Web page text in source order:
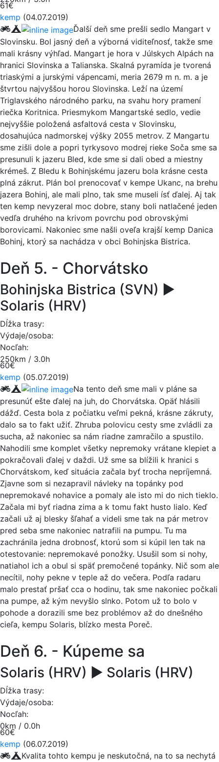
61€
kemp (04.07.2019)
Ďalší deň sme prešli sedlo Mangart v
Slovinsku. Bol jasný deň a výborná viditeľnosť, takže sme
mali krásny výhľad. Mangart je hora v Júlskych Alpách na
hranici Slovinska a Talianska. Skalná pyramída je tvorená
triaskými a jurskými vápencami, meria 2679 m n. m. a je
štvrtou najvyššou horou Slovinska. Leží na území
Triglavského národného parku, na svahu hory pramení
riečka Koritnica. Priesmykom Mangartské sedlo, vedie
nejvyššie položená asfaltová cesta v Slovinsku,
dosahujúca nadmorskej výšky 2055 metrov. Z Mangartu
sme zišli dole a popri tyrkysovo modrej rieke Soča sme sa
presunuli k jazeru Bled, kde sme si dali obed a miestny
krémeš. Z Bledu k Bohinjskému jazeru bola krásne cesta
plná zákrut. Plán bol prenocovať v kempe Ukanc, na brehu
jazera Bohinj, ale mali plno, tak sme museli ísť ďalej. Aj tak
ten kemp nevyzeral moc dobre, stany boli natlačené jeden
vedľa druhého na krivom povrchu pod obrovskými
borovicami. Nakoniec sme našli oveľa krajší kemp Danica
Bohinj, ktorý sa nachádza v obci Bohinjska Bistrica.
Deň 5. - Chorvátsko
Bohinjska Bistrica (SVN) ►
Solaris (HRV)
Dĺžka trasy:
Výdaje/osoba:
Nocľah:
250km / 3.0h
60€
kemp (05.07.2019)
Na tento deň sme mali v pláne sa
presunúť ešte ďalej na juh, do Chorvátska. Opäť hlásili
dážď. Cesta bola z počiatku veľmi pekná, krásne zákruty,
dalo sa to fakt užiť. Zhruba polovicu cesty sme zvládli za
sucha, až nakoniec sa nám riadne zamračilo a spustilo.
Nahodili sme komplet všetky nepremoky vrátane klepiet a
pokračovali ďalej v daždi. Už sme sa blížili k hranici s
Chorvátskom, keď situácia začala byť trocha nepríjemná.
Zjavne som si nezapravil návleky na topánky pod
nepremokavé nohavice a pomaly ale isto mi do nich tieklo.
Začala mi byť riadna zima a k tomu fakt husto lialo. Keď
začali už aj blesky šľahať a videli sme tak na pár metrov
pred seba sme nakoniec natrafili na pumpu. Tu ma
zachránila jedna drobnosť, ktorú som si kúpil len tak na
otestovanie: nepremokavé ponožky. Usušil som si nohy,
natiahol ich a obul si späť premočené topánky. Nič som ale
necítil, nohy pekne v teple až do večera. Podľa radaru
malo prestať pršať cca o hodinu, tak sme nakoniec počkali
na pumpe, až kým nevyšlo slnko. Potom už to bolo v
pohode a dorazili sme bez problémov až do dnešného
cieľa, kempu Solaris, blízko mesta Poreč.
Deň 6. - Kúpeme sa
Solaris (HRV) ► Solaris (HRV)
Dĺžka trasy:
Výdaje/osoba:
Nocľah:
0km / 0.0h
60€
kemp (06.07.2019)
Kvalita tohto kempu je neskutočná, na to sa nechytá